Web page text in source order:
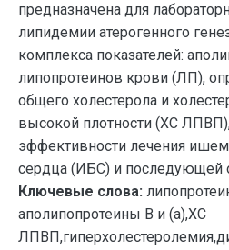
предназначена для
липидемии атерогенного
комплекса показателей:
липопротеинов крови (ЛП),
общего холестерола и
высокой плотности (ХС
эффективности лечения
сердца (ИБС) и последующей
Ключевые слова:
аполипопротеины В и (а),ХС